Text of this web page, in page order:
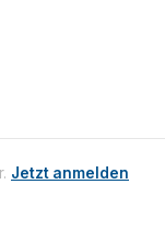
Jetzt anmelden
Sternen